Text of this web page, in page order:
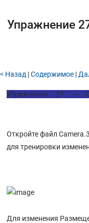
Упражнение
< Назад |Содержимое |
Упражнение 27
Откройте файл
для тренировки
Для изменения